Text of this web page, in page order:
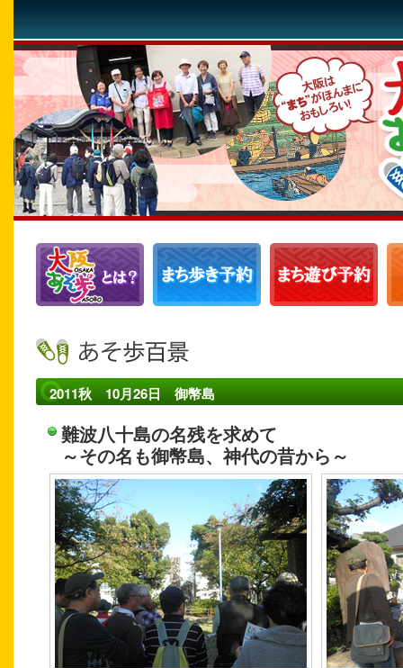
2011秋 10月26日 御幣島
難波八十島の名残を求めて
～その名も御幣島、神代の昔から～